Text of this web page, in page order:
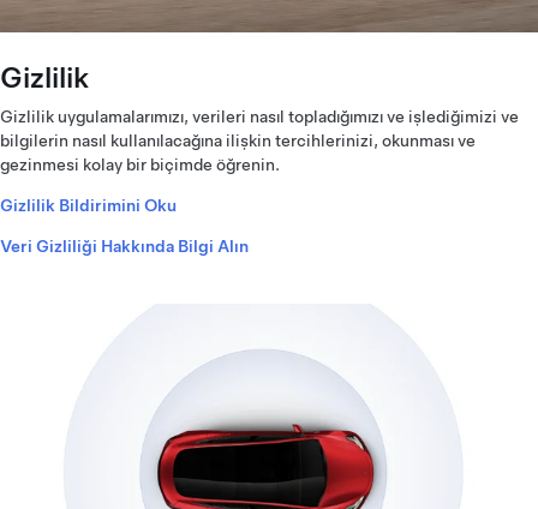
Gizlilik
Gizlilik uygulamalarımızı, verileri nasıl topladığımızı ve işlediğimizi ve
bilgilerin nasıl kullanılacağına ilişkin tercihlerinizi, okunması ve
gezinmesi kolay bir biçimde öğrenin.
Gizlilik Bildirimini Oku
Veri Gizliliği Hakkında Bilgi Alın